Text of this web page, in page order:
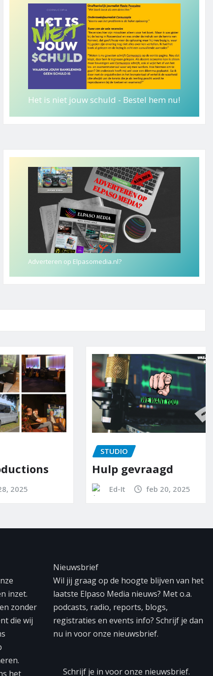
Het is niet jouw schuld - Bestel hem nu!
Adverteren op Elpasomedia.nl?
STUDIO
Hulp gevraagd
Ed-It feb 20, 2025
inzet.
zonder
die wij
het
Nieuwsbrief
Wil jij graag op de hoogte blijven van het
laatste Elpaso Media nieuws? Met o.a.
podcasts, radio, reports, blogs,
registraties en events info? Schrijf je dan
nu in voor onze nieuwsbrief.
Schrijf je in voor onze nieuwsbrief.